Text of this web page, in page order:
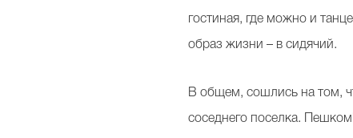
гостиная, где можно и
образ жизни – в сидячий.
В общем, сошлись на том,
соседнего поселка.